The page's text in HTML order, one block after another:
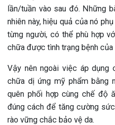
lần/tuần vào sau đó. Những
nhiên này, hiệu quả của nó
từng người, có thể phù hợp
chữa được tình trạng bệnh của
Vậy nên ngoài việc áp dụng
chữa dị ứng mỹ phẩm bằng
quên phối hợp cùng chế độ
đúng cách để tăng cường
rào vững chắc bảo vệ da.